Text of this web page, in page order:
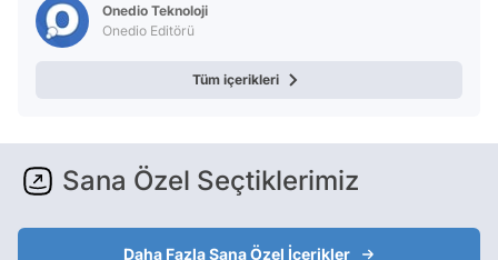
Onedio Teknoloji
Onedio Editörü
Tüm içerikleri
Sana Özel Seçtiklerimiz
Daha Fazla Sana Özel İçerikler